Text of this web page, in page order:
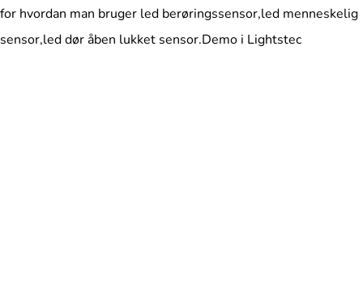
for hvordan man bruger led berøringssensor,led menneskelig
sensor,led dør åben lukket sensor.Demo i Lightstec